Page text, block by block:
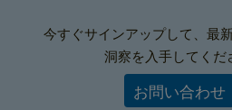
今すぐサインアップして、最
洞察を入手してくだ
お問い合わせ